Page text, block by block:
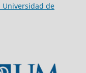
Universidad de